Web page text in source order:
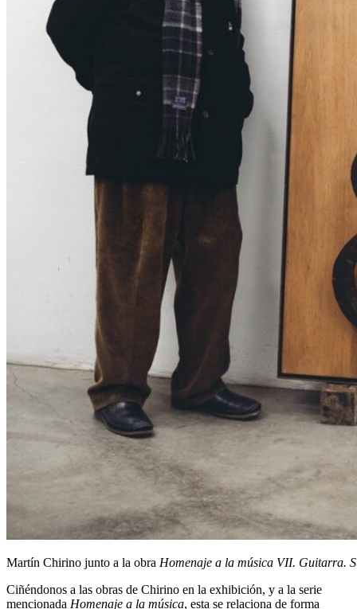
Martín Chirino junto a la obra Homenaje a la música VII. Guitarra.
Ciñéndonos a las obras de Chirino en la exhibición, y a la serie
mencionada Homenaje a la música, esta se relaciona de forma